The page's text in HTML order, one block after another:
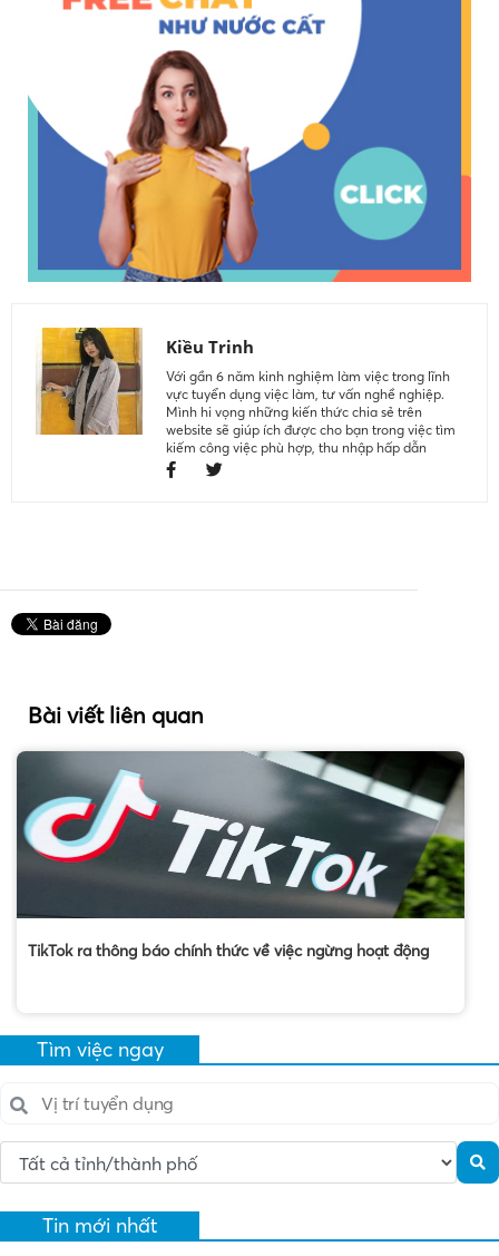
Kiều Trinh
Với gần 6 năm kinh nghiệm làm việc trong lĩnh
vực tuyển dụng việc làm, tư vấn nghề nghiệp.
Mình hi vọng những kiến thức chia sẻ trên
website sẽ giúp ích được cho bạn trong việc tìm
kiếm công việc phù hợp, thu nhập hấp dẫn
Bài viết liên quan
TikTok ra thông báo chính thức về việc ngừng hoạt động
Tìm việc ngay
Tin mới nhất